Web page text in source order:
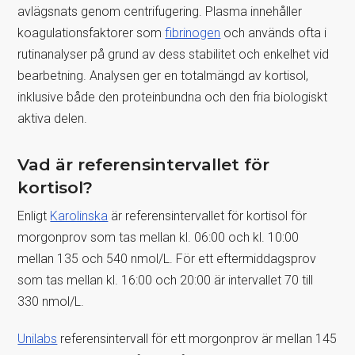
avlägsnats genom centrifugering. Plasma innehåller
koagulationsfaktorer somfibrinogen och används ofta i
rutinanalyser på grund av dess stabilitet och enkelhet vid
bearbetning. Analysen ger en totalmängd av kortisol,
inklusive både den proteinbundna och den fria biologiskt
aktiva delen.
Vad är referensintervallet för
kortisol?
Enligt Karolinska är referensintervallet för kortisol för
morgonprov som tas mellan kl. 06:00 och kl. 10:00
mellan 135 och 540 nmol/L. För ett eftermiddagsprov
som tas mellan kl. 16:00 och 20:00 är intervallet 70 till
330 nmol/L.
Unilabs referensintervall för ett morgonprov är mellan 145